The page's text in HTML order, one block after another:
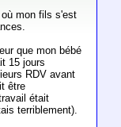
mon fils s'est
que mon bébé
15 jours
RDV avant
être
était
terriblement).